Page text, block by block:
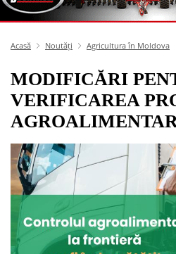
Acasă Noutăți Agricultura în Moldova
MODIFICĂRI
VERIFICAREA